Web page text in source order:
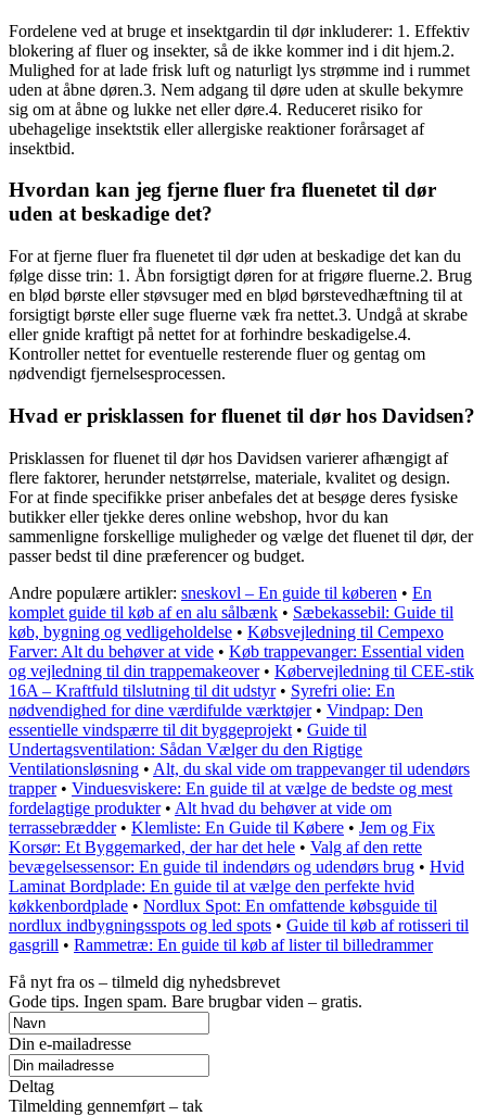
Fordelene ved at bruge et insektgardin til dør inkluderer: 1. Effektiv
blokering af fluer og insekter, så de ikke kommer ind i dit hjem.2.
Mulighed for at lade frisk luft og naturligt lys strømme ind i rummet
uden at åbne døren.3. Nem adgang til døre uden at skulle bekymre
sig om at åbne og lukke net eller døre.4. Reduceret risiko for
ubehagelige insektstik eller allergiske reaktioner forårsaget af
insektbid.
Hvordan kan jeg fjerne fluer fra fluenetet til dør
uden at beskadige det?
For at fjerne fluer fra fluenetet til dør uden at beskadige det kan du
følge disse trin: 1. Åbn forsigtigt døren for at frigøre fluerne.2. Brug
en blød børste eller støvsuger med en blød børstevedhæftning til at
forsigtigt børste eller suge fluerne væk fra nettet.3. Undgå at skrabe
eller gnide kraftigt på nettet for at forhindre beskadigelse.4.
Kontroller nettet for eventuelle resterende fluer og gentag om
nødvendigt fjernelsesprocessen.
Hvad er prisklassen for fluenet til dør hos Davidsen?
Prisklassen for fluenet til dør hos Davidsen varierer afhængigt af
flere faktorer, herunder netstørrelse, materiale, kvalitet og design.
For at finde specifikke priser anbefales det at besøge deres fysiske
butikker eller tjekke deres online webshop, hvor du kan
sammenligne forskellige muligheder og vælge det fluenet til dør, der
passer bedst til dine præferencer og budget.
Andre populære artikler: sneskovl – En guide til køberen • En
komplet guide til køb af en alu sålbænk • Sæbekassebil: Guide til
køb, bygning og vedligeholdelse • Købsvejledning til Cempexo
Farver: Alt du behøver at vide • Køb trappevanger: Essential viden
og vejledning til din trappemakeover• Købervejledning til CEE-stik
16A – Kraftfuld tilslutning til dit udstyr• Syrefri olie: En
nødvendighed for dine værdifulde værktøjer• Vindpap: Den
essentielle vindspærre til dit byggeprojekt • Guide til
Undertagsventilation: Sådan Vælger du den Rigtige
Ventilationsløsning • Alt, du skal vide om trappevanger til udendørs
trapper• Vinduesviskere: En guide til at vælge de bedste og mest
fordelagtige produkter• Alt hvad du behøver at vide om
terrassebrædder• Klemliste: En Guide til Købere • Jem og Fix
Korsør: Et Byggemarked, der har det hele • Valg af den rette
bevægelsessensor: En guide til indendørs og udendørs brug • Hvid
Laminat Bordplade: En guide til at vælge den perfekte hvid
køkkenbordplade • Nordlux Spot: En omfattende købsguide til
nordlux indbygningsspots og led spots • Guide til køb af rotisseri til
gasgrill • Rammetræ: En guide til køb af lister til billedrammer
Få nyt fra os – tilmeld dig nyhedsbrevet
Gode tips. Ingen spam. Bare brugbar viden – gratis.
Din e-mailadresse
Deltag
Tilmelding gennemført – tak